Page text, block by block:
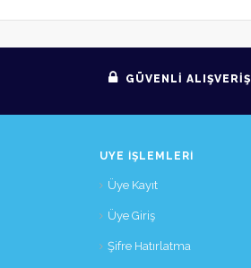
GÜVENLİ ALIŞVERİŞ
ÜYE İŞLEMLERI
Üye Kayıt
Üye Giriş
Şifre Hatırlatma